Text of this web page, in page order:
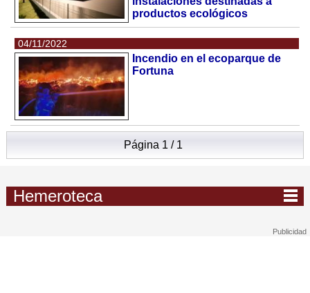
productos ecológicos
04/11/2022
Incendio en el ecoparque de
Fortuna
Página 1 / 1
Hemeroteca